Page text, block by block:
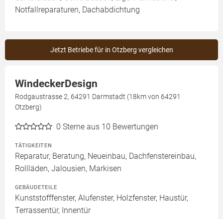
Notfallreparaturen, Dachabdichtung
Jetzt Betriebe für in Otzberg vergleichen
WindeckerDesign
Rodgaustrasse 2, 64291 Darmstadt (18km von 64291
Otzberg)
0 Sterne aus 10 Bewertungen
TÄTIGKEITEN
Reparatur, Beratung, Neueinbau, Dachfenstereinbau,
Rollläden, Jalousien, Markisen
GEBÄUDETEILE
Kunststofffenster, Alufenster, Holzfenster, Haustür,
Terrassentür, Innentür